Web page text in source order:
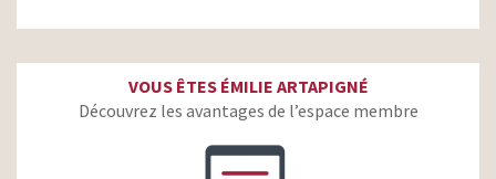
VOUS ÊTES ÉMILIE ARTAPIGNÉ
Découvrez les avantages de l’espace membre